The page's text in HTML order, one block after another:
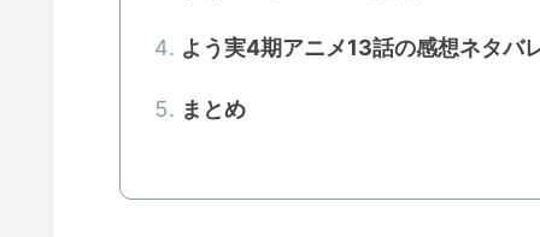
よう実4期アニメ13話の感想ネタバ
まとめ